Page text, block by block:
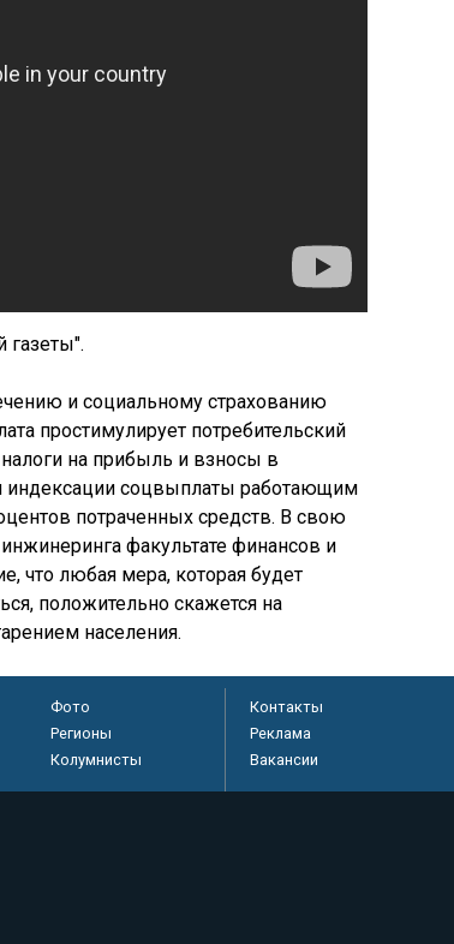
газеты".
и социальному страхованию
простимулирует потребительский
на прибыль и взносы в
соцвыплаты работающим
потраченных средств. В свою
факультате финансов и
что любая мера, которая будет
положительно скажется на
населения.
Фото
Регионы
Колумнисты
Контакты
Реклама
Вакансии